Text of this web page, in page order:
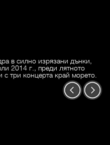
в силно изрязани дънки,
2014 г., преди лятното
с три концерта край морето.